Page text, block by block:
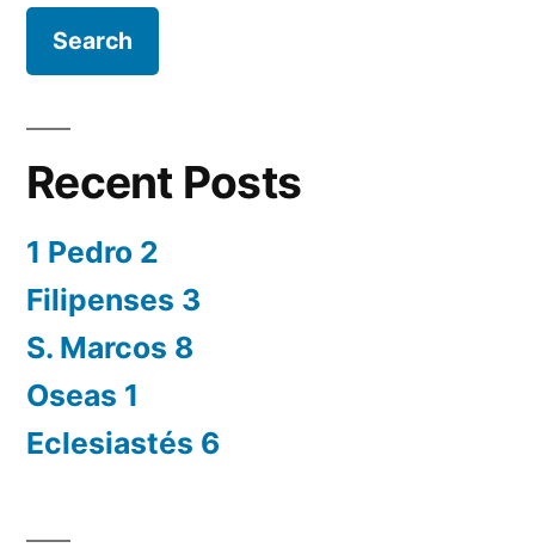
Recent Posts
1 Pedro 2
Filipenses 3
S. Marcos 8
Oseas 1
Eclesiastés 6